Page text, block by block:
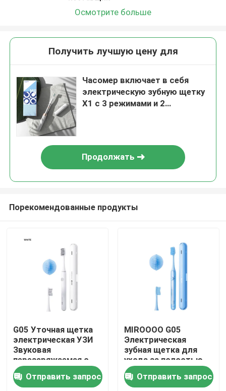
Домой
Продукты
Видеозаписи
Осмотрите больше
Получить лучшую цену для
Часомер включает в себя
электрическую зубную щетку
X1 с 3 режимами и 2
Продолжать
Порекомендованные продукты
G05 Уточная щетка
электрическая УЗИ
Звуковая
перезаряжаемая с
сигналом таймера
Отправить запрос
MIROOOO G05
Электрическая
зубная щетка для
ухода за полостью
рта с сигналом
таймера и
Отправить запрос